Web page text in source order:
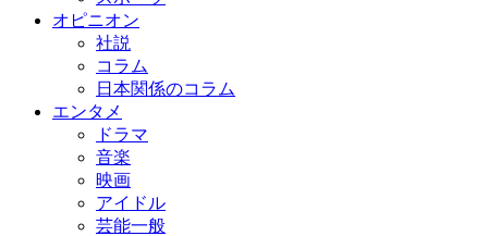
オピニオン
社説
コラム
日本関係のコラム
エンタメ
ドラマ
音楽
映画
アイドル
芸能一般